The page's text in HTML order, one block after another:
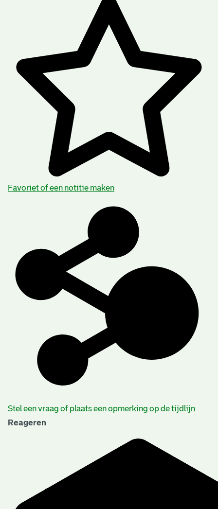
Favoriet of een notitie maken
Stel een vraag of plaats een opmerking op de tijdlijn
Reageren